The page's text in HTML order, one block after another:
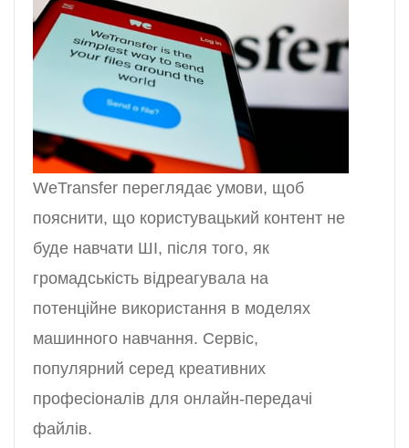
WeTransfer переглядає умови, щоб
пояснити, що користувацький контент не
буде навчати ШІ, після того, як
громадськість відреагувала на
потенційне використання в моделях
машинного навчання. Сервіс,
популярний серед креативних
професіоналів для онлайн-передачі
файлів.